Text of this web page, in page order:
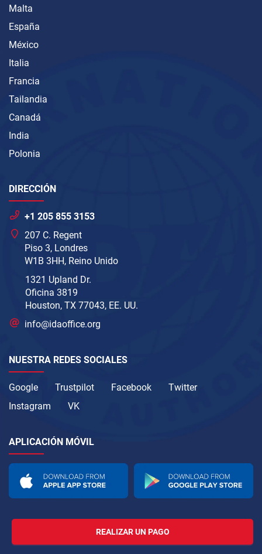
Malta
España
México
Italia
Francia
Tailandia
Canadá
India
Polonia
DIRECCIÓN
+1 205 855 3153
207 C. Regent
Piso 3, Londres
W1B 3HH, Reino Unido
1321 Upland Dr.
Oficina 3819
Houston, TX 77043, EE. UU.
info@idaoffice.org
NUESTRA REDES SOCIALES
Google Trustpilot Facebook
Twitter
Instagram
VK
APLICACIÓN MÓVIL
REALIZAR UN PAGO